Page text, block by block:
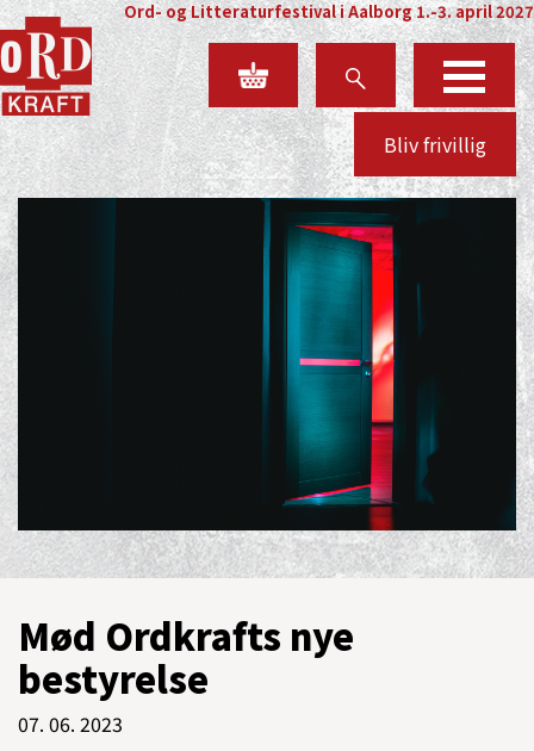
Bliv frivillig
Ord- og Litteraturfestival i Aalborg 1.-3. april 2027
Mød Ordkrafts nye
bestyrelse
07. 06. 2023